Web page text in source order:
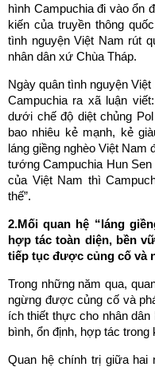
hình Campuchia đi vào ổn
kiến của truyền thông
tình nguyện Việt Nam rút
nhân dân xứ Chùa Tháp.
Ngày quân tình nguyện
Campuchia ra xã luận
dưới chế độ diệt chủng
bao nhiêu kẻ mạnh, kẻ
láng giềng nghèo Việt Nam
tướng Campuchia Hun
của Việt Nam thì
thế”.
2.Mối quan hệ “láng
hợp tác toàn diện, bền
tiếp tục được củng cố và
Trong những năm qua,
ngừng được củng cố và
ích thiết thực cho nhân
bình, ổn định, hợp tác
Quan hệ chính trị giữa hai